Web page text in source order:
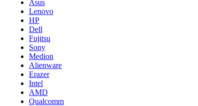
Asus
Lenovo
HP
Dell
Fujitsu
Sony
Medion
Alienware
Erazer
Intel
AMD
Qualcomm